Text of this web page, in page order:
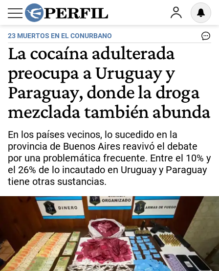
23 MUERTOS EN EL CONURBANO
La cocaína adulterada
preocupa a Uruguay y
Paraguay, donde la droga
mezclada también abunda
En los países vecinos, lo sucedido en la
provincia de Buenos Aires reavivó el debate
por una problemática frecuente. Entre el 10% y
el 26% de lo incautado en Uruguay y Paraguay
tiene otras sustancias.